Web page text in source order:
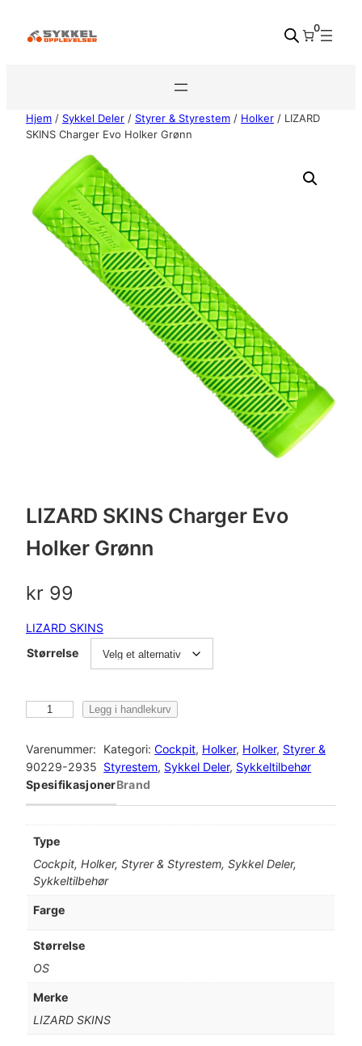
0
Hjem / Sykkel Deler / Styrer & Styrestem / Holker / LIZARD
SKINS Charger Evo Holker Grønn
LIZARD SKINS Charger Evo
Holker Grønn
kr 99
LIZARD SKINS
Størrelse
Z
A
R
Legg i handlekurv
Varenummer:
90229-2935
Kategori:Cockpit, Holker, Holker, Styrer &
Styrestem, Sykkel Deler, Sykkeltilbehør
SpesifikasjonerBrand
Type
Cockpit, Holker, Styrer & Styrestem, Sykkel Deler,
Sykkeltilbehør
Farge
Størrelse
OS
Merke
LIZARD SKINS